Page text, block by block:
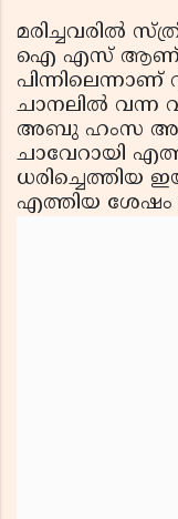
മരിച്ചവരില്‍
ഐ എസ് ആണ്
പിന്നിലെന്നാണ്
ചാനലില്‍ വന്ന
അബു ഹംസ അല്‍
ചാവേറായി
ധരിച്ചെത്തിയ
എത്തിയ ശേഷം